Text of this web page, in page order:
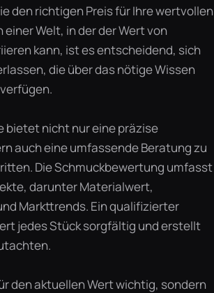
den richtigen Preis für Ihre wertvollen
Welt, in der der Wert von
kann, ist es entscheidend, sich
die über das nötige Wissen
bietet nicht nur eine präzise
auch eine umfassende Beratung zu
Die Schmuckbewertung umfasst
darunter Materialwert,
Markttrends. Ein qualifizierter
jedes Stück sorgfältig und erstellt
den aktuellen Wert wichtig, sondern